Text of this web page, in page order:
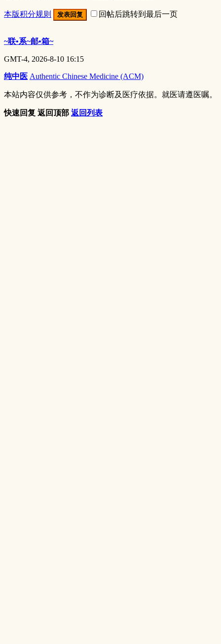
本版积分规则 发表回复 回帖后跳转到最后一页
~联•系~邮•箱~
GMT-4, 2026-8-10 16:15
纯中医 Authentic Chinese Medicine (ACM)
本站内容仅供参考，不作为诊断及医疗依据。就医请遵医嘱。
快速回复 返回顶部 返回列表